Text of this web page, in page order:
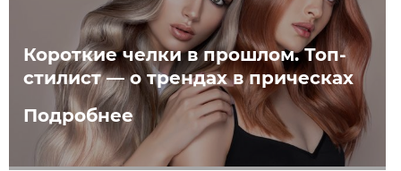
Короткие челки в прошлом. Топ-
стилист — о трендах в прическах
Подробнее